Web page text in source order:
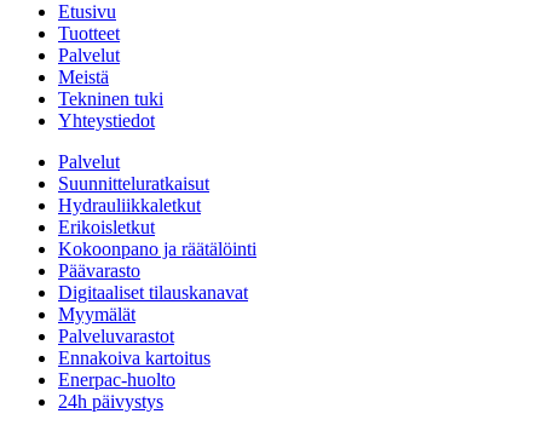
Etusivu
Tuotteet
Palvelut
Meistä
Tekninen tuki
Yhteystiedot
Palvelut
Suunnitteluratkaisut
Hydrauliikkaletkut
Erikoisletkut
Kokoonpano ja räätälöinti
Päävarasto
Digitaaliset tilauskanavat
Myymälät
Palveluvarastot
Ennakoiva kartoitus
Enerpac-huolto
24h päivystys